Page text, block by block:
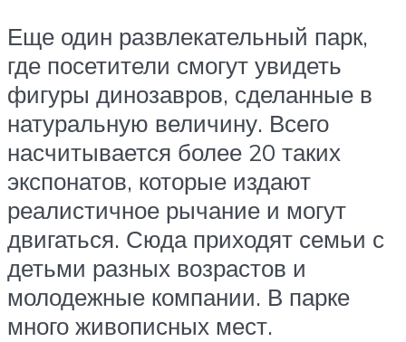
Еще один развлекательный парк,
где посетители смогут увидеть
фигуры динозавров, сделанные в
натуральную величину. Всего
насчитывается более 20 таких
экспонатов, которые издают
реалистичное рычание и могут
двигаться. Сюда приходят семьи с
детьми разных возрастов и
молодежные компании. В парке
много живописных мест.